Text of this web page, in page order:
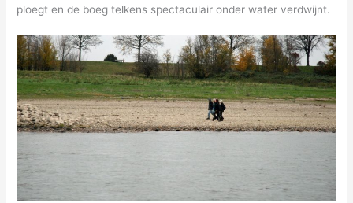
ploegt en de boeg telkens spectaculair onder water verdwijnt.